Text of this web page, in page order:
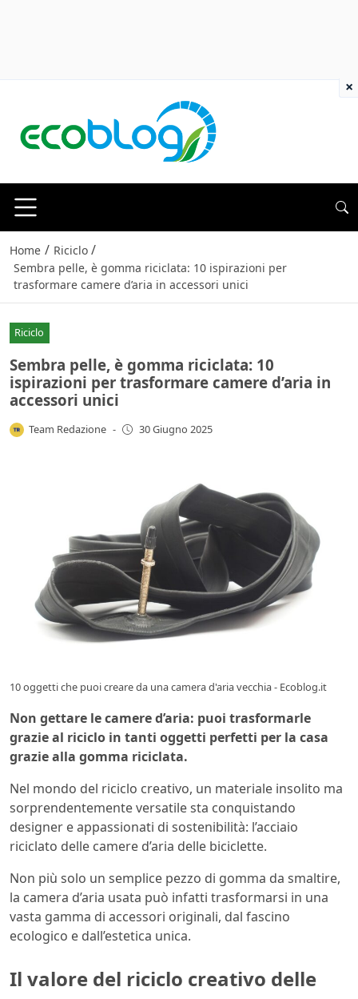
Home / Riciclo /
Sembra pelle, è gomma riciclata: 10 ispirazioni per
trasformare camere d’aria in accessori unici
Riciclo
Sembra pelle, è gomma riciclata: 10
ispirazioni per trasformare camere d’aria in
accessori unici
Team Redazione - 30 Giugno 2025
10 oggetti che puoi creare da una camera d'aria vecchia - Ecoblog.it
Non gettare le camere d’aria: puoi trasformarle
grazie al riciclo in tanti oggetti perfetti per la casa
grazie alla gomma riciclata.
Nel mondo del riciclo creativo, un materiale insolito ma
sorprendentemente versatile sta conquistando
designer e appassionati di sostenibilità: l’acciaio
riciclato delle camere d’aria delle biciclette.
Non più solo un semplice pezzo di gomma da smaltire,
la camera d’aria usata può infatti trasformarsi in una
vasta gamma di accessori originali, dal fascino
ecologico e dall’estetica unica.
Il valore del riciclo creativo delle
×